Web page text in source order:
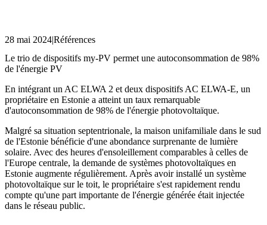
28 mai 2024|Références
Le trio de dispositifs my-PV permet une autoconsommation de 98%
de l'énergie PV
En intégrant un AC ELWA 2 et deux dispositifs AC ELWA-E, un
propriétaire en Estonie a atteint un taux remarquable
d'autoconsommation de 98% de l'énergie photovoltaïque.
Malgré sa situation septentrionale, la maison unifamiliale dans le sud
de l'Estonie bénéficie d'une abondance surprenante de lumière
solaire. Avec des heures d'ensoleillement comparables à celles de
l'Europe centrale, la demande de systèmes photovoltaïques en
Estonie augmente régulièrement. Après avoir installé un système
photovoltaïque sur le toit, le propriétaire s'est rapidement rendu
compte qu'une part importante de l'énergie générée était injectée
dans le réseau public.